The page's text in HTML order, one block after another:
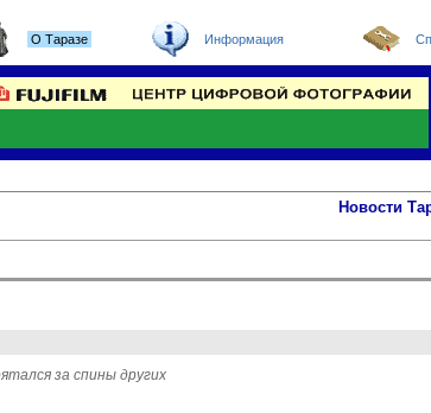
О Таразе Информация
Новости
за спины других